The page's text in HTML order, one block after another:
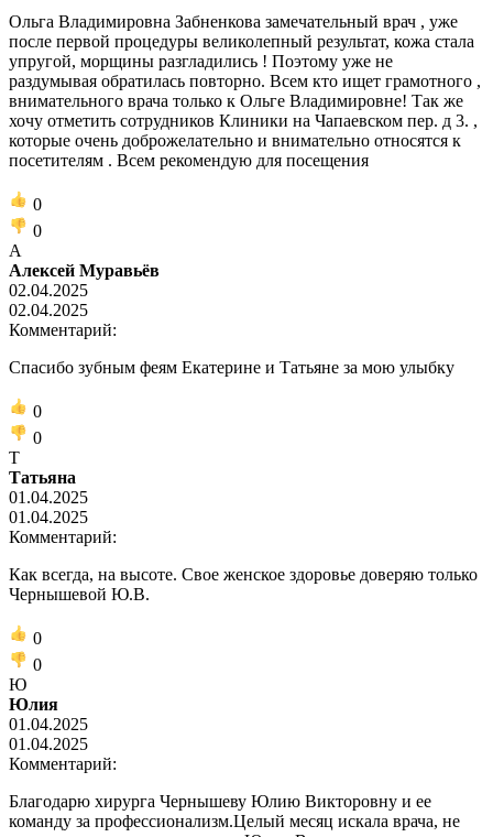
Ольга Владимировна Забненкова замечательный врач , уже
после первой процедуры великолепный результат, кожа стала
упругой, морщины разгладились ! Поэтому уже не
раздумывая обратилась повторно. Всем кто ищет грамотного ,
внимательного врача только к Ольге Владимировне! Так же
хочу отметить сотрудников Клиники на Чапаевском пер. д 3. ,
которые очень доброжелательно и внимательно относятся к
посетителям . Всем рекомендую для посещения
0
0
А
Алексей Муравьёв
02.04.2025
02.04.2025
Комментарий:
Спасибо зубным феям Екатерине и Татьяне за мою улыбку
0
0
Т
Татьяна
01.04.2025
01.04.2025
Комментарий:
Как всегда, на высоте. Свое женское здоровье доверяю только
Чернышевой Ю.В.
0
0
Ю
Юлия
01.04.2025
01.04.2025
Комментарий:
Благодарю хирурга Чернышеву Юлию Викторовну и ее
команду за профессионализм.Целый месяц искала врача, не